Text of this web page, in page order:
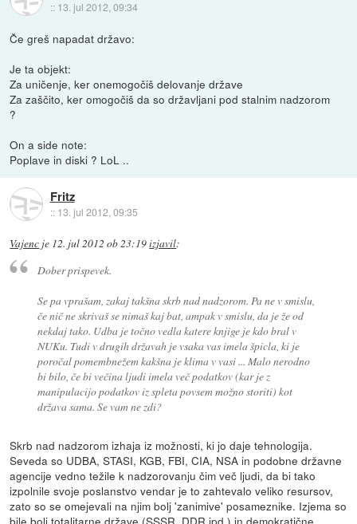
:: 13. jul 2012, 09:34
Če greš napadat državo:
Je ta objekt:
Za uničenje, ker onemogočiš delovanje države
Za zaščito, ker omogočiš da so državljani pod stalnim nadzorom
?
On a side note:
Poplave in diski ? LoL ..
Fritz
:: 13. jul 2012, 09:35
Vajenc je 12. jul 2012 ob 23:19izjavil:
Dober prispevek.
Se pa vprašam, zakaj takšna skrb nad nadzorom. Pa ne v smislu,
če nič ne skrivaš se nimaš kaj bat, ampak v smislu, da je že od
nekdaj tako. Udba je točno vedla katere knjige je kdo bral v
NUKu. Tudi v drugih državah je vsaka vas imela špicla, ki je
poročal pomembnežem kakšna je klima v vasi ... Malo nerodno
bi bilo, če bi večina ljudi imela več podatkov (kar je z
manipulacijo podatkov iz spleta povsem možno storiti) kot
država sama. Se vam ne zdi?
Skrb nad nadzorom izhaja iz možnosti, ki jo daje tehnologija.
Seveda so UDBA, STASI, KGB, FBI, CIA, NSA in podobne državne
agencije vedno težile k nadzorovanju čim več ljudi, da bi tako
izpolnile svoje poslanstvo vendar je to zahtevalo veliko resursov,
zato so se omejevali na njim bolj 'zanimive' posameznike. Izjema so
bile bolj totalitarne države (SSSR, DDR ipd.) in demokratične